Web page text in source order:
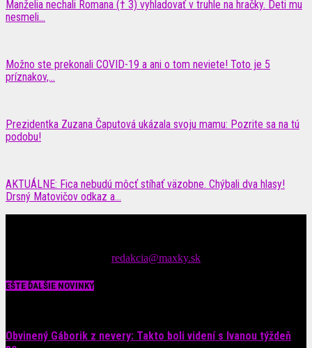
Manželia nechali Romana († 3) vyhladovať v truhle na hračky. Deti mu
nesmeli...
Možno ste prekonali COVID-19 a ani o tom neviete! Toto je 5
príznakov,...
Prezidentka Zuzana Čaputová ukázala svoju mamu: Pozrite sa na tú
podobu!
AKTUÁLNE: Fica nebudú môcť stíhať väzobne. Chýbali dva hlasy!
Drsný Matovičov odkaz a...
redakcia@maxky.sk
EŠTE ĎALŠIE NOVINKY
Obvinený Gáborik z nevery: Takto boli videní s Ivanou týždeň